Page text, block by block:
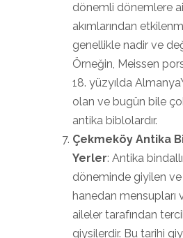
dönemli dönemlere
akımlarından
genellikle nadir ve
Örneğin, Meissen
18. yüzyılda
olan ve bugün bile
antika biblolardır.
Çekmeköy Antika
Yerler: Antika
döneminde giyilen
hanedan mensupları
aileler tarafından
giysilerdir. Bu tarihi